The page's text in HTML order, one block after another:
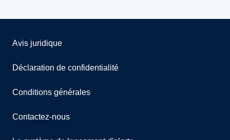
Avis juridique
Déclaration de confidentialité
Conditions générales
Contactez-nous